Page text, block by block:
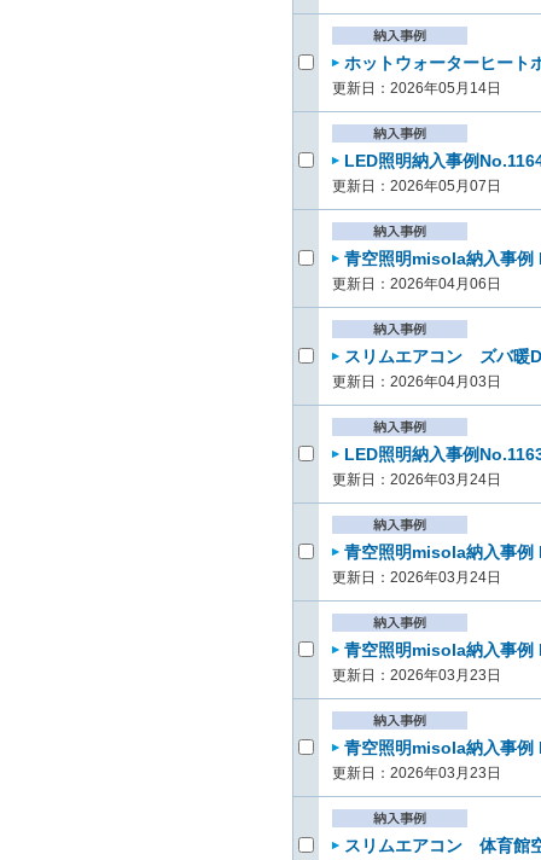
ホットウォーターヒー
更新日：2026年05月14日
LED照明納入事例
更新日：2026年05月07日
青空照明misola納入事
更新日：2026年04月06日
スリムエアコン ズバ暖
更新日：2026年04月03日
LED照明納入事例
更新日：2026年03月24日
青空照明misola納入事
更新日：2026年03月24日
青空照明misola納入事
更新日：2026年03月23日
青空照明misola納入事例
更新日：2026年03月23日
スリムエアコン 体育館